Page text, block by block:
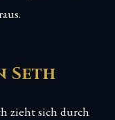
Seth
zieht sich durch